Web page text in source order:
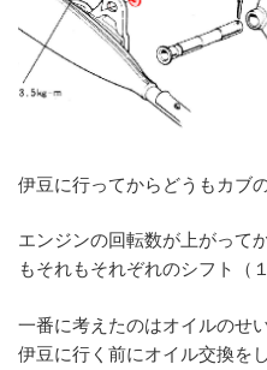
伊豆に行ってからどうもカブ
エンジンの回転数が上がって
もそれもそれぞれのシフト（
一番に考えたのはオイルのせ
伊豆に行く前にオイル交換を